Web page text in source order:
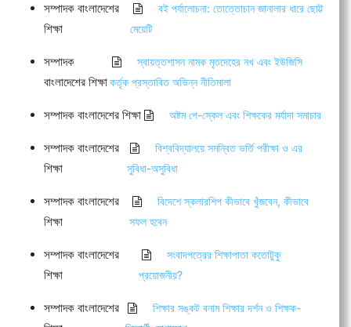
সম্পাদক বাংলাদেশের
শিক্ষা
বই পর্যালোচনা: তোত্তোচান জানালার ধারে ছোট্ট
মেয়েটি
সম্পাদক
বাংলাদেশের শিক্ষা
স্বায়ত্তশাসন নামক মৃতদেহের নখ এবং ইউজিসি
কর্তৃক প্রস্তাবিত অভিন্ন নীতিমালা
সম্পাদক বাংলাদেশের শিক্ষা অষ্টম পে-স্কেল এবং শিক্ষকের মর্যাদা সমাচার
সম্পাদক বাংলাদেশের
শিক্ষা
বিশ্ববিদ্যালয়ে সমন্বিত ভর্তি পরীক্ষা ও এর
সুবিধা-অসুবিধা
সম্পাদক বাংলাদেশের
শিক্ষা
বিদেশে স্কলারশিপ কীভাবে খুঁজবেন, কীভাবে
সফল হবেন
সম্পাদক বাংলাদেশের
শিক্ষা
সংবাদপত্রের শিক্ষাপাতা কতোটুকু
প্রয়োজনীয়?
সম্পাদক বাংলাদেশের
শিক্ষার সঙ্কট বনাম শিক্ষার দর্শন ও শিক্ষক-